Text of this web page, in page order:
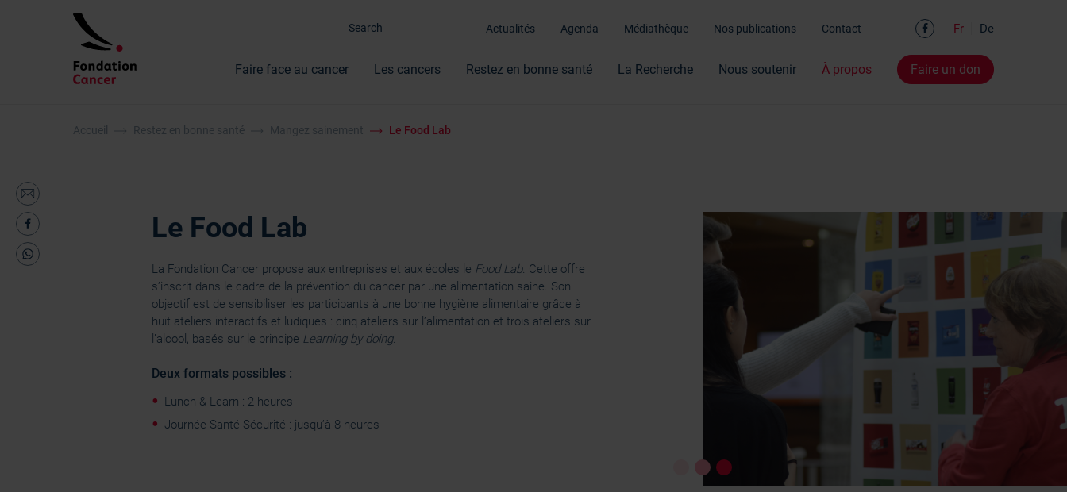
Actualités Agenda Médiathèque Nos publications Contact Facebook
Fr De
Faire face au cancer Les cancers Restez en bonne santé La Recherche Nous soutenir À propos Faire un don
Accueil Restez en bonne santé Mangez sainement Le Food Lab
Le Food Lab
La Fondation Cancer propose aux entreprises et aux écoles le Food Lab. Cette offre
s’inscrit dans le cadre de la prévention du cancer par une alimentation saine. Son
objectif est de sensibiliser les participants à une bonne hygiène alimentaire grâce à
huit ateliers interactifs et ludiques : cinq ateliers sur l’alimentation et trois ateliers sur
l’alcool, basés sur le principe Learning by doing.
Deux formats possibles :
Lunch & Learn : 2 heures
Journée Santé-Sécurité : jusqu’à 8 heures